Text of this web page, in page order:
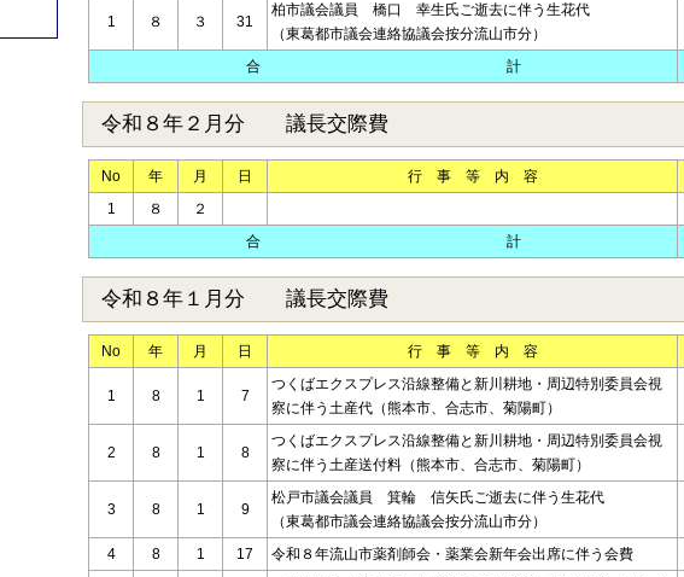
1 ８ ３ 31
柏市議会議員 橋口 幸生氏ご逝去に伴う生花代
（東葛都市議会連絡協議会按分流山市分）
合 計
令和８年２月分 議長交際費
No 年 月 日 行 事 等 内 容
1
８ ２
合 計
令和８年１月分 議長交際費
No 年 月 日 行 事 等 内 容
1 8 1 7
つくばエクスプレス沿線整備と新川耕地・周辺特別委員会視
察に伴う土産代（熊本市、合志市、菊陽町）
2 8 1 8
つくばエクスプレス沿線整備と新川耕地・周辺特別委員会視
察に伴う土産送付料（熊本市、合志市、菊陽町）
3 8 1 9
松戸市議会議員 箕輪 信矢氏ご逝去に伴う生花代
（東葛都市議会連絡協議会按分流山市分）
4 8 1 17 令和８年流山市薬剤師会・薬業会新年会出席に伴う会費